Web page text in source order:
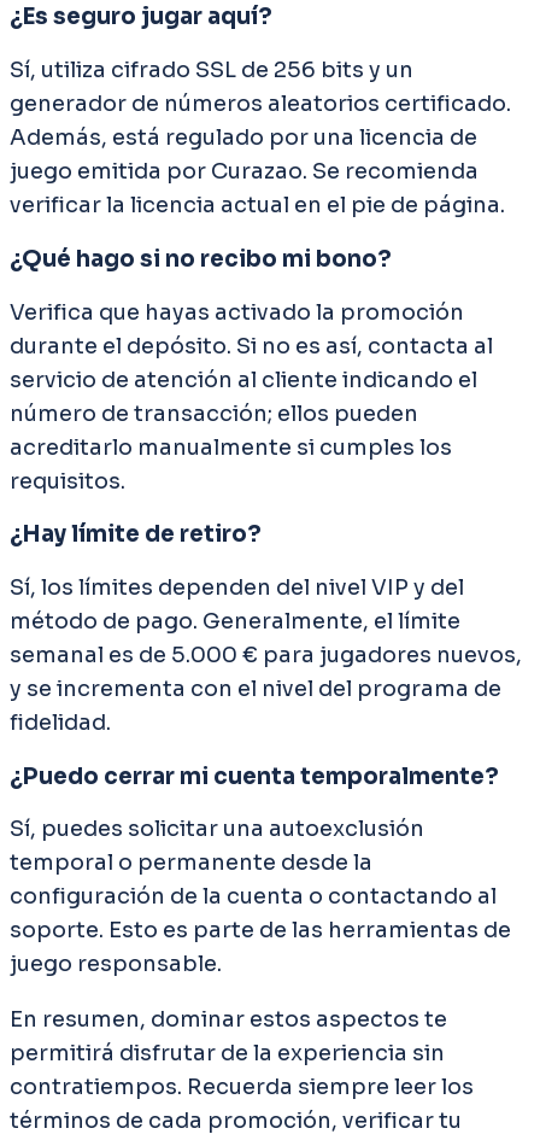
¿Es seguro jugar aquí?
Sí, utiliza cifrado SSL de 256 bits y un
generador de números aleatorios certificado.
Además, está regulado por una licencia de
juego emitida por Curazao. Se recomienda
verificar la licencia actual en el pie de página.
¿Qué hago si no recibo mi bono?
Verifica que hayas activado la promoción
durante el depósito. Si no es así, contacta al
servicio de atención al cliente indicando el
número de transacción; ellos pueden
acreditarlo manualmente si cumples los
requisitos.
¿Hay límite de retiro?
Sí, los límites dependen del nivel VIP y del
método de pago. Generalmente, el límite
semanal es de 5.000 € para jugadores nuevos,
y se incrementa con el nivel del programa de
fidelidad.
¿Puedo cerrar mi cuenta temporalmente?
Sí, puedes solicitar una autoexclusión
temporal o permanente desde la
configuración de la cuenta o contactando al
soporte. Esto es parte de las herramientas de
juego responsable.
En resumen, dominar estos aspectos te
permitirá disfrutar de la experiencia sin
contratiempos. Recuerda siempre leer los
términos de cada promoción, verificar tu